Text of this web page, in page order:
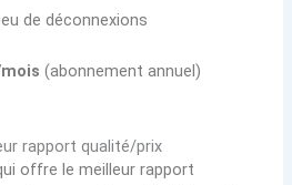
de déconnexions
(abonnement annuel)
rapport qualité/prix
offre le meilleur rapport